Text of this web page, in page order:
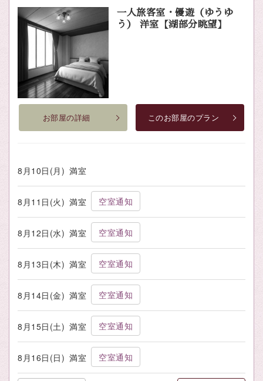
一人旅客室・優遊（ゆうゆ
う） 洋室【湖部分眺望】
お部屋の詳細 このお部屋のプラン
8月10日(月) 満室
8月11日(火) 満室 空室通知
8月12日(水) 満室 空室通知
8月13日(木) 満室 空室通知
8月14日(金) 満室 空室通知
8月15日(土) 満室 空室通知
8月16日(日) 満室 空室通知